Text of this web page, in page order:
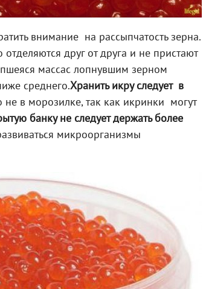
внимание на рассыпчатость зерна.
отделяются друг от друга и не пристают
массас лопнувшим зерном
среднего.Хранить икру следует в
не в морозилке, так как икринки могут
банку не следует держатьболее
микроорганизмы